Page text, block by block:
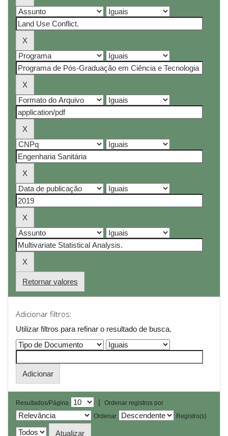
Retornar valores
Adicionar filtros:
Utilizar filtros para refinar o resultado de busca.
Resultados/Página |
Ordenar registros por
Ordenar
Registro(s)